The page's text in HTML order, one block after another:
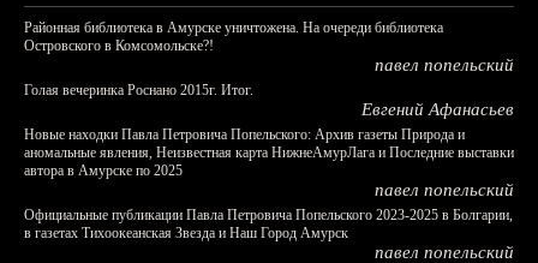
Районная библиотека в Амурске уничтожена. На очереди библиотека
Островского в Комсомольске?!
павел попельский
Голая вечеринка Роснано 2015г. Итог.
Евгений Афанасьев
Новые находки Павла Петровича Попельского: Архив газеты Природа и
аномальные явления, Неизвестная карта НижнеАмурЛага и Последние выставки
автора в Амурске по 2025
павел попельский
Официальные публикации Павла Петровича Попельского 2023-2025 в Болгарии,
в газетах Тихоокеанская Звезда и Наш Город Амурск
павел попельский